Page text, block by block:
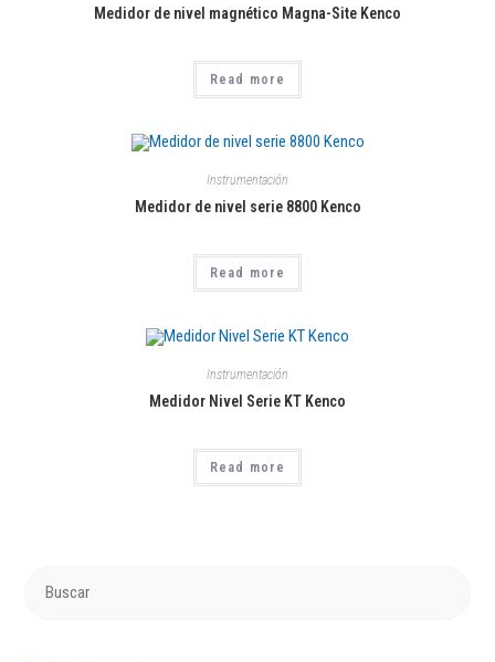
Medidor de nivel magnético Magna-Site Kenco
Read more
Instrumentación
Medidor de nivel serie 8800 Kenco
Read more
Instrumentación
Medidor Nivel Serie KT Kenco
Read more